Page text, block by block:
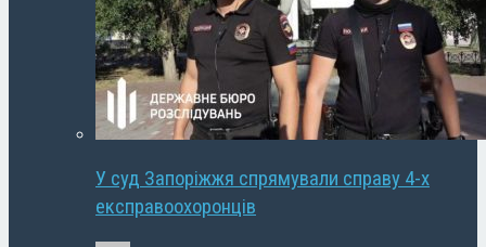
У суд Запоріжжя спрямували справу 4-х
експравоохоронців